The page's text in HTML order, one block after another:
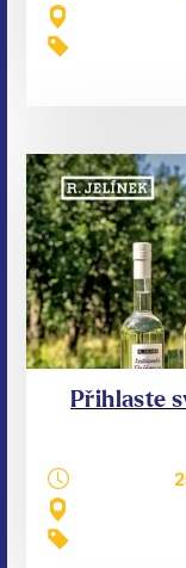
Přihlaste